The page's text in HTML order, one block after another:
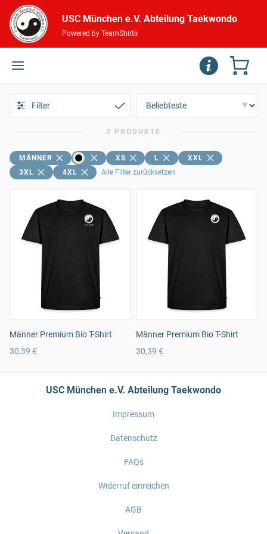
USC München e.V. Abteilung Taekwondo
Powered by TeamShirts
Filter
2 PRODUKTE
MÄNNER XS L
XXL
3XL
4XL Alle Filter zurücksetzen
Männer Premium Bio T-Shirt
30,39 €
Männer Premium Bio T-Shirt
30,39 €
USC München e.V. Abteilung Taekwondo
Impressum
Datenschutz
FAQs
Widerruf einreichen
AGB